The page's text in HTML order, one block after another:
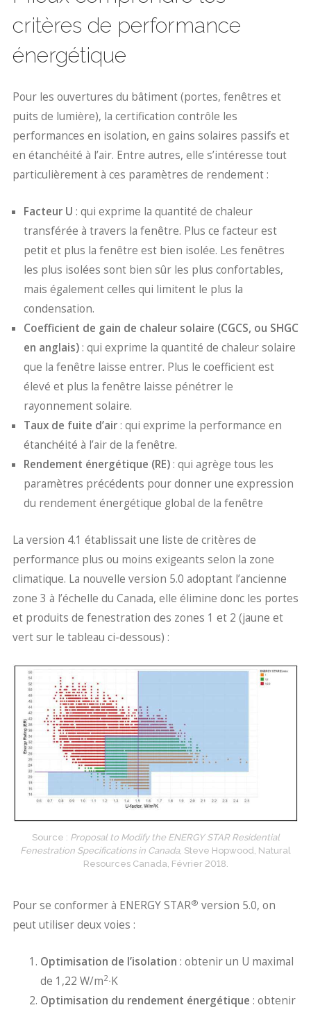
critères de performance
énergétique
Pour les ouvertures du bâtiment (portes, fenêtres et
puits de lumière), la certification contrôle les
performances en isolation, en gains solaires passifs et
en étanchéité à l’air. Entre autres, elle s’intéresse tout
particulièrement à ces paramètres de rendement :
Facteur U : qui exprime la quantité de chaleur
transférée à travers la fenêtre. Plus ce facteur est
petit et plus la fenêtre est bien isolée. Les fenêtres
les plus isolées sont bien sûr les plus confortables,
mais également celles qui limitent le plus la
condensation.
Coefficient de gain de chaleur solaire (CGCS, ou SHGC
en anglais) : qui exprime la quantité de chaleur solaire
que la fenêtre laisse entrer. Plus le coefficient est
élevé et plus la fenêtre laisse pénétrer le
rayonnement solaire.
Taux de fuite d’air : qui exprime la performance en
étanchéité à l’air de la fenêtre.
Rendement énergétique (RE) : qui agrège tous les
paramètres précédents pour donner une expression
du rendement énergétique global de la fenêtre
La version 4.1 établissait une liste de critères de
performance plus ou moins exigeants selon la zone
climatique. La nouvelle version 5.0 adoptant l’ancienne
zone 3 à l’échelle du Canada, elle élimine donc les portes
et produits de fenestration des zones 1 et 2 (jaune et
vert sur le tableau ci-dessous) :
Source : Proposal to Modify the ENERGY STAR Residential
Fenestration Specifications in Canada, Steve Hopwood, Natural
Resources Canada, Février 2018.
Pour se conformer à ENERGY STAR® version 5.0, on
peut utiliser deux voies :
Optimisation de l’isolation : obtenir un U maximal
de 1,22 W/m2∙K
Optimisation du rendement énergétique : obtenir